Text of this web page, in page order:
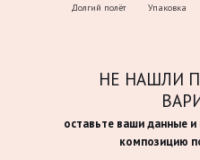
Долгий полёт Упаковка
оставьте ваши данные
композицию
НЕ НАШЛИ